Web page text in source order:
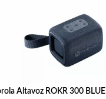
Altavoz ROKR 300